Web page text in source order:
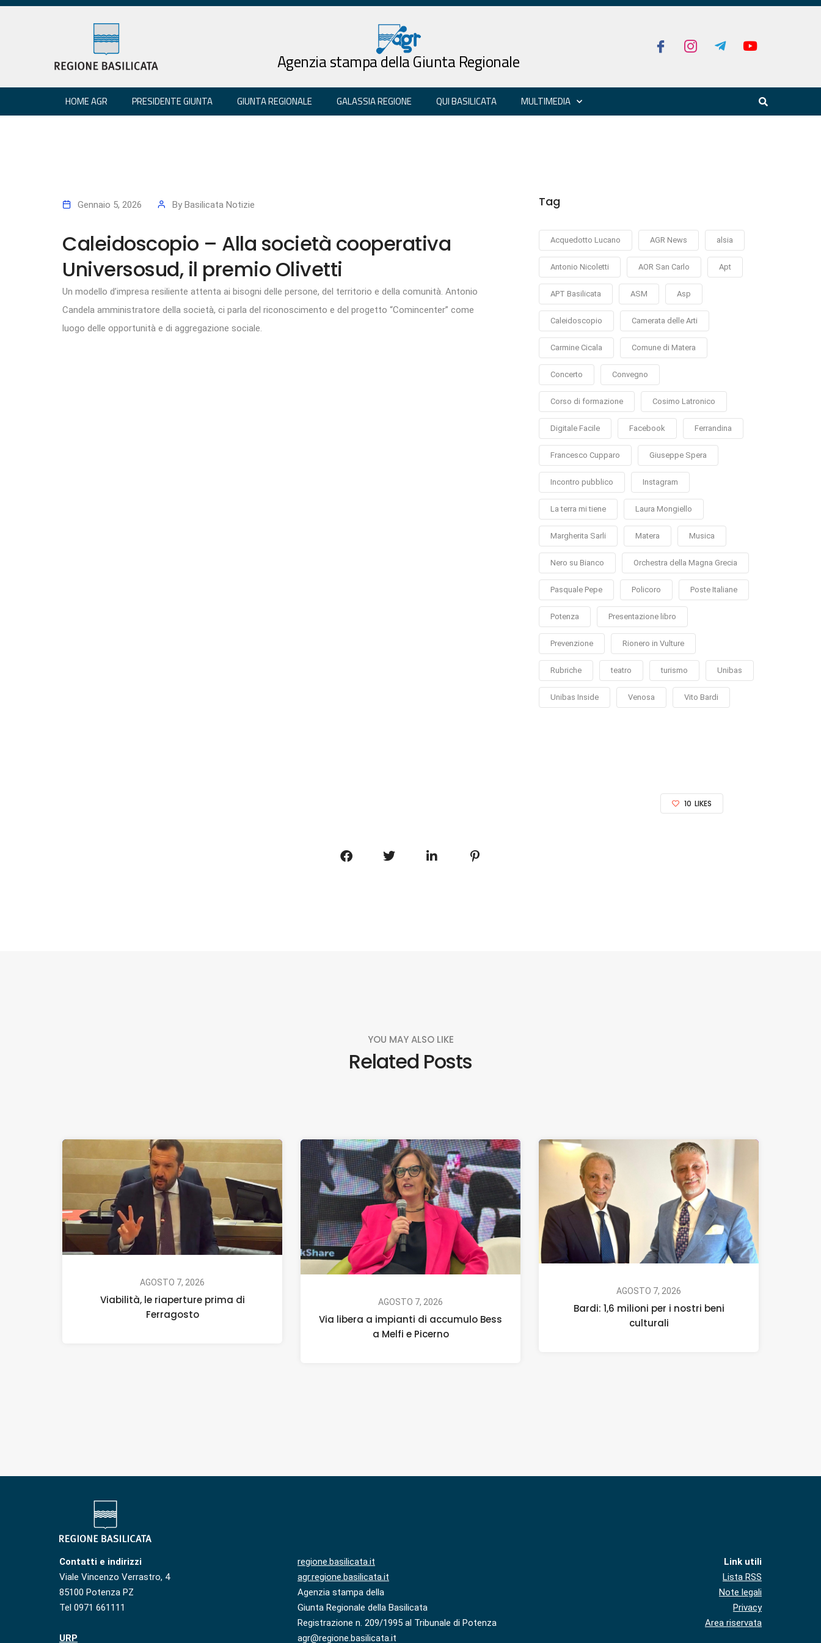
Agenzia stampa della Giunta Regionale
HOME AGR PRESIDENTE GIUNTA GIUNTA REGIONALE GALASSIA REGIONE QUI BASILICATA MULTIMEDIA
Gennaio 5, 2026 By Basilicata Notizie
Caleidoscopio – Alla società cooperativa
Universosud, il premio Olivetti
Un modello d’impresa resiliente attenta ai bisogni delle persone, del territorio e della comunità. Antonio
Candela amministratore della società, ci parla del riconoscimento e del progetto “Comincenter” come
luogo delle opportunità e di aggregazione sociale.
Tag
Acquedotto Lucano AGR News alsia
Antonio Nicoletti AOR San Carlo Apt
APT Basilicata ASM Asp
Caleidoscopio Camerata delle Arti
Carmine Cicala Comune di Matera
Concerto Convegno
Corso di formazione Cosimo Latronico
Digitale Facile Facebook Ferrandina
Francesco Cupparo Giuseppe Spera
Incontro pubblico Instagram
La terra mi tiene Laura Mongiello
Margherita Sarli Matera Musica
Nero su Bianco Orchestra della Magna Grecia
Pasquale Pepe Policoro Poste Italiane
Potenza Presentazione libro
Prevenzione Rionero in Vulture
Rubriche teatro turismo Unibas
Unibas Inside Venosa Vito Bardi
10 LIKES
YOU MAY ALSO LIKE
Related Posts
AGOSTO 7, 2026
Viabilità, le riaperture prima di
Ferragosto
AGOSTO 7, 2026
Via libera a impianti di accumulo Bess
a Melfi e Picerno
AGOSTO 7, 2026
Bardi: 1,6 milioni per i nostri beni
culturali
Contatti e indirizzi
Viale Vincenzo Verrastro, 4
85100 Potenza PZ
Tel 0971 661111
URP
regione.basilicata.it
agr.regione.basilicata.it
Agenzia stampa della
Giunta Regionale della Basilicata
Registrazione n. 209/1995 al Tribunale di Potenza
agr@regione.basilicata.it
Link utili
Lista RSS
Note legali
Privacy
Area riservata